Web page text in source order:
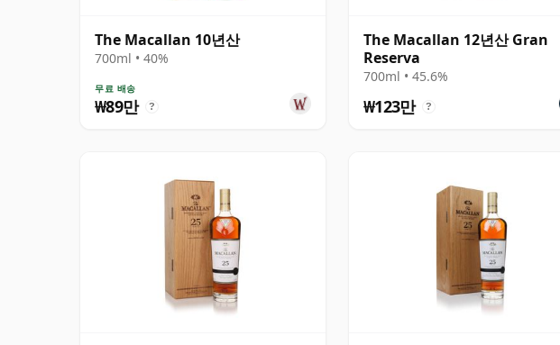
The Macallan 10년산
700ml • 40%
무료 배송
₩89만 ?
The Macallan 12년산 Gran
Reserva
700ml • 45.6%
₩123만 ?